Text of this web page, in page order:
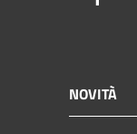
NOVITÀ